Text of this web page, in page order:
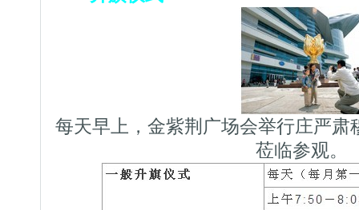
每天早上，金紫荆广场会举行庄严肃
莅临参观。